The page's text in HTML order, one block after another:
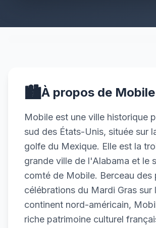
🏙️À propos de Mobile
Mobile est une ville historique
sud des États-Unis, située sur
golfe du Mexique. Elle est la
grande ville de l'Alabama et le
comté de Mobile. Berceau des
célébrations du Mardi Gras sur
continent nord-américain,
riche patrimoine culturel